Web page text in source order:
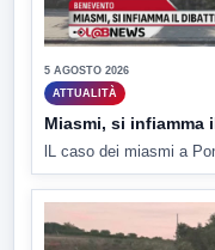
5 AGOSTO 2026
ATTUALITÀ
Miasmi, si
lL caso dei miasmi a